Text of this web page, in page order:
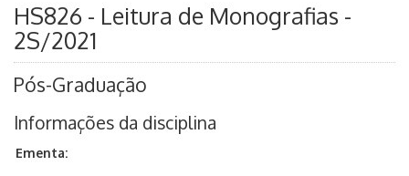
HS826 - Leitura de Monografias -
2S/2021
Pós-Graduação
Informações da disciplina
Ementa: